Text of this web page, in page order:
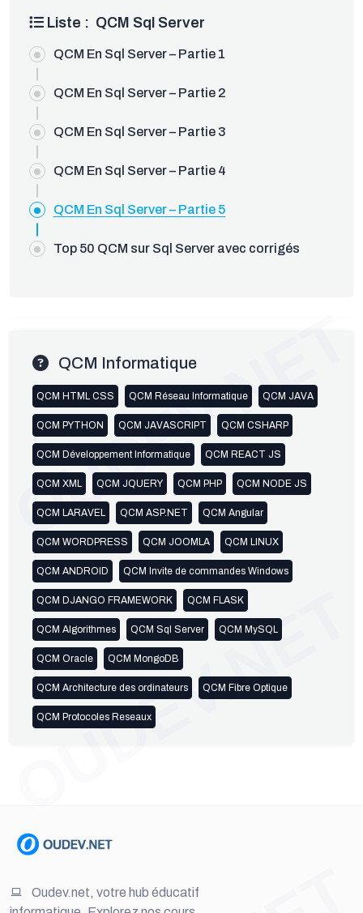
OUDEV.NET
OUDEV.NET
OUDEV.NET
Liste : QCM Sql Server
QCM En Sql Server – Partie 1
QCM En Sql Server – Partie 2
QCM En Sql Server – Partie 3
QCM En Sql Server – Partie 4
QCM En Sql Server – Partie 5
Top 50 QCM sur Sql Server avec corrigés
QCM Informatique
QCM HTML CSS QCM Réseau Informatique QCM JAVA
QCM PYTHON QCM JAVASCRIPT QCM CSHARP
QCM Développement Informatique QCM REACT JS
QCM XML QCM JQUERY QCM PHP QCM NODE JS
QCM LARAVEL QCM ASP.NET QCM Angular
QCM WORDPRESS QCM JOOMLA QCM LINUX
QCM ANDROID QCM Invite de commandes Windows
QCM DJANGO FRAMEWORK QCM FLASK
QCM Algorithmes QCM Sql Server QCM MySQL
QCM Oracle QCM MongoDB
QCM Architecture des ordinateurs QCM Fibre Optique
QCM Protocoles Reseaux
Oudev.net, votre hub éducatif